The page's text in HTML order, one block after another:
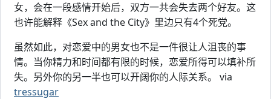
女，会在一段感情开始后，双方一共会失去两个好友。这
也许能解释《Sex and the City》里边只有4个死党。
虽然如此，对恋爱中的男女也不是一件很让人沮丧的事
情。当你精力和时间都有限的时候，恋爱所得可以填补所
失。另外你的另一半也可以开阔你的人际关系。 via
tressugar